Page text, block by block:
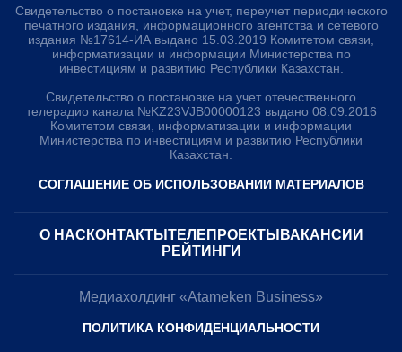
Свидетельство о постановке на учет, переучет периодического
печатного издания, информационного агентства и сетевого
издания №17614-ИА выдано 15.03.2019 Комитетом связи,
информатизации и информации Министерства по
инвестициям и развитию Республики Казахстан.
Свидетельство о постановке на учет отечественного
телерадио канала №KZ23VJB00000123 выдано 08.09.2016
Комитетом связи, информатизации и информации
Министерства по инвестициям и развитию Республики
Казахстан.
СОГЛАШЕНИЕ ОБ ИСПОЛЬЗОВАНИИ МАТЕРИАЛОВ
О НАС КОНТАКТЫ ТЕЛЕПРОЕКТЫ ВАКАНСИИ
РЕЙТИНГИ
Медиахолдинг «Atameken Business»
ПОЛИТИКА КОНФИДЕНЦИАЛЬНОСТИ